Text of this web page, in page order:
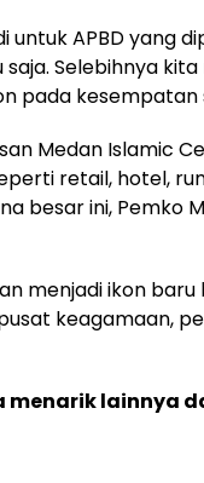
untuk APBD yang
Selebihnya
pada kesempatan
Medan Islamic
retail, hotel,
besar ini, Pemko
menjadi ikon
keagamaan,
menarik lainnya